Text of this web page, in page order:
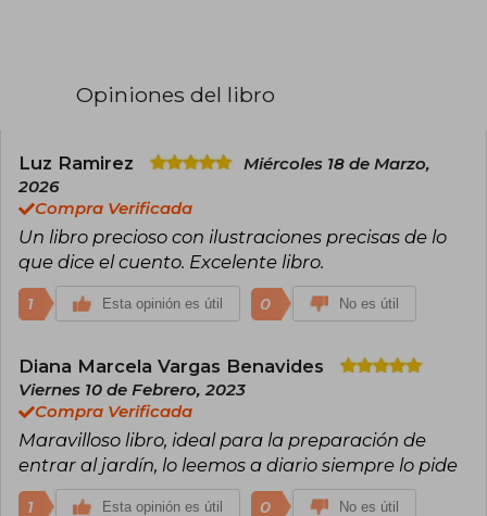
de su canal de YouTube. Desde sus redes
Opiniones del libro
Luz Ramirez
Miércoles 18 de Marzo,
2026
Compra Verificada
Un libro precioso con ilustraciones precisas de lo
que dice el cuento. Excelente libro.
1 Esta opinión es útil 0 No es útil
Diana Marcela Vargas Benavides
Viernes 10 de Febrero, 2023
Compra Verificada
Maravilloso libro, ideal para la preparación de
entrar al jardín, lo leemos a diario siempre lo pide
1 Esta opinión es útil 0 No es útil